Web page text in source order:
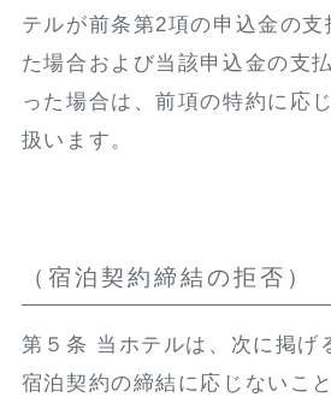
テルが前条第2項の申込金の支
た場合および当該申込金の支
った場合は、前項の特約に応
扱います。
（宿泊契約締結の拒否）
第５条 当ホテルは、次に掲げ
宿泊契約の締結に応じないこ